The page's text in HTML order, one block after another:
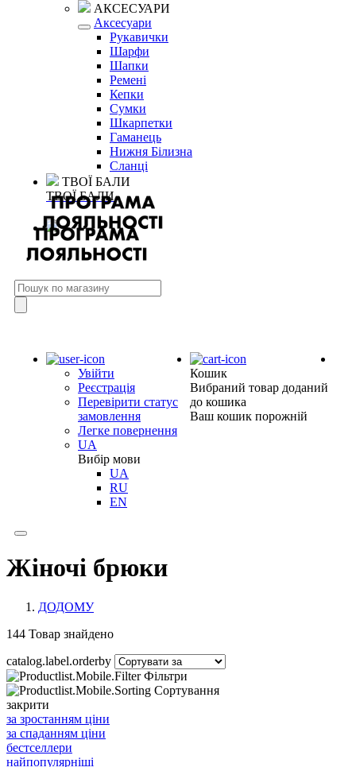
АКСЕСУАРИ
Аксесуари
Рукавички
Шарфи
Шапки
Ремені
Кепки
Сумки
Шкарпетки
Гаманець
Нижня Білизна
Сланці
ТВОЇ БАЛИ
ТВОЇ БАЛИ
Увійти
Реєстрація
Перевірити статус
замовлення
Легке повернення
UA
Вибір мови
UA
RU
EN
Кошик
Вибраний товар доданий
до кошика
Ваш кошик порожній
Жіночі брюки
ДОДОМУ
144 Товар знайдено
catalog.label.orderby
Фільтри
Сортування
закрити
за зростанням ціни
за спаданням ціни
бестселлери
найпопулярніші